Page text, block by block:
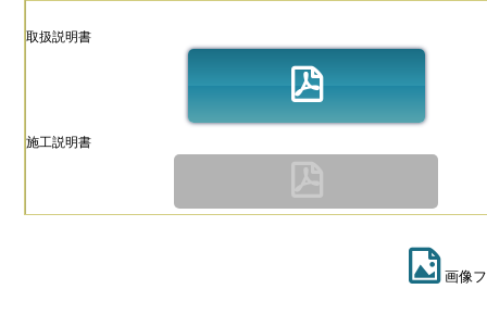
取扱説明書
施工説明書
画像